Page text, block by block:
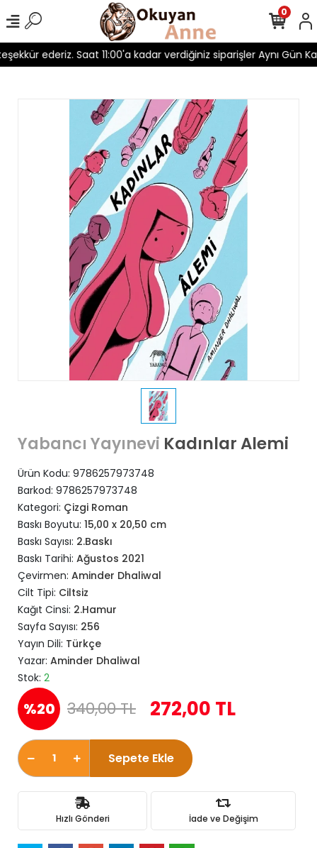
ederiz. Saat 11:00'a kadar verdiğiniz siparişler Aynı Gün
0
Yabancı Yayınevi Kadınlar Alemi
Ürün Kodu: 9786257973748
Barkod: 9786257973748
Kategori: Çizgi Roman
Baskı Boyutu: 15,00 x 20,50 cm
Baskı Sayısı: 2.Baskı
Baskı Tarihi: Ağustos 2021
Çevirmen: Aminder Dhaliwal
Cilt Tipi: Ciltsiz
Kağıt Cinsi: 2.Hamur
Sayfa Sayısı: 256
Yayın Dili: Türkçe
Yazar: Aminder Dhaliwal
Stok: 2
%20 340,00 TL 272,00 TL
Sepete Ekle
Hızlı Gönderi İade ve Değişim